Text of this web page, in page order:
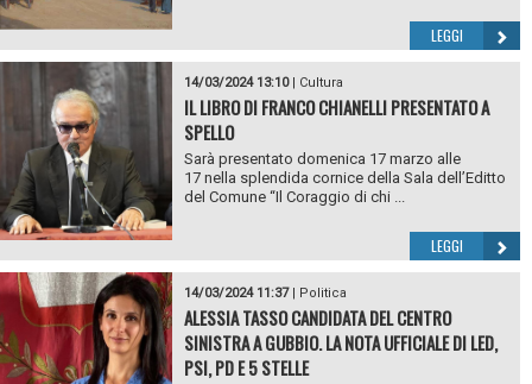
LEGGI
14/03/2024 13:10| Cultura
IL LIBRO DI FRANCO CHIANELLI PRESENTATO A
SPELLO
Sarà presentato domenica 17 marzo alle
17 nella splendida cornice della Sala dell’Editto
del Comune “Il Coraggio di chi ...
LEGGI
14/03/2024 11:37| Politica
ALESSIA TASSO CANDIDATA DEL CENTRO
SINISTRA A GUBBIO. LA NOTA UFFICIALE DI LED,
PSI, PD E 5 STELLE